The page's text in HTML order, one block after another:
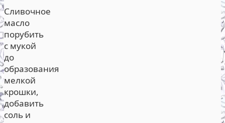
Сливочное
масло
порубить
с мукой
до
образования
мелкой
крошки,
добавить
соль и